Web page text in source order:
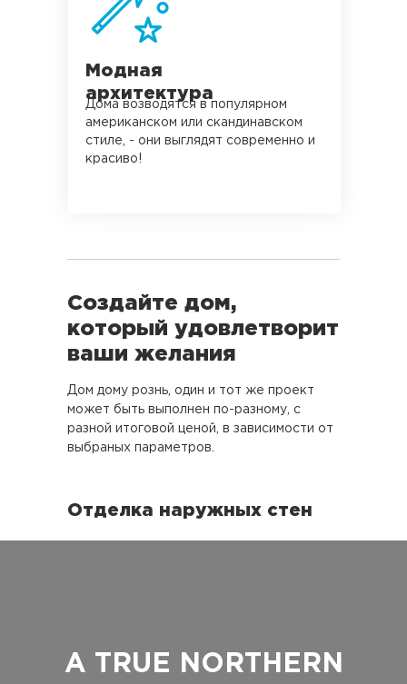
Дома возводятся в популярном
американском или скандинавском
стиле, - они выглядят современно и
красиво!
Модная
архитектура
Создайте дом,
который удовлетворит
ваши желания
Дом дому рознь, один и тот же проект
может быть выполнен по-разному, с
разной итоговой ценой, в зависимости от
выбраных параметров.
Отделка наружных стен
A TRUE NORTHERN